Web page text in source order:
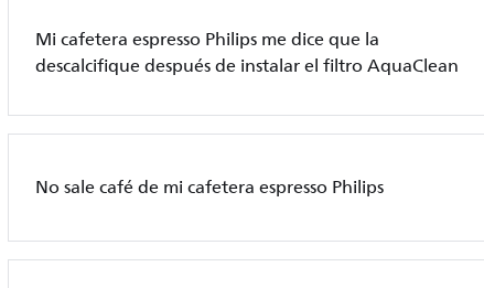
Mi cafetera espresso Philips me dice que la
descalcifique después de instalar el filtro AquaClean
No sale café de mi cafetera espresso Philips